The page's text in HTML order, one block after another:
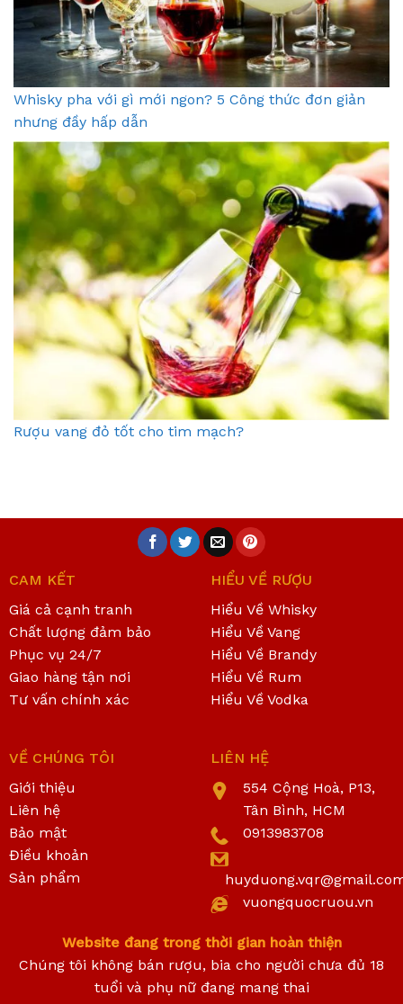
Whisky pha với gì mới ngon? 5 Công thức đơn giản
nhưng đầy hấp dẫn
Rượu vang đỏ tốt cho tim mạch?
CAM KẾT
Giá cả cạnh tranh
Chất lượng đảm bảo
Phục vụ 24/7
Giao hàng tận nơi
Tư vấn chính xác
HIỂU VỀ RƯỢU
Hiểu Về Whisky
Hiểu Về Vang
Hiểu Về Brandy
Hiểu Về Rum
Hiểu Về Vodka
VỀ CHÚNG TÔI
Giới thiệu
Liên hệ
Bảo mật
Điều khoản
Sản phẩm
LIÊN HỆ
554 Cộng Hoà, P13,
Tân Bình, HCM
0913983708
vuongquocruou.vn
Website đang trong thời gian hoàn thiện
Chúng tôi không bán rượu, bia cho người chưa đủ 18
tuổi và phụ nữ đang mang thai